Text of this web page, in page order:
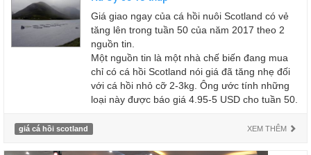
Giá giao ngay của cá hồi nuôi Scotland có vẻ
tăng lên trong tuần 50 của năm 2017 theo 2
nguồn tin.
Một nguồn tin là một nhà chế biến đang mua
chỉ có cá hồi Scotland nói giá đã tăng nhẹ đối
với cá hồi nhỏ cỡ 2-3kg. Ông ước tính những
loại này được báo giá 4.95-5 USD cho tuần 50.
giá cá hồi scotland XEM THÊM